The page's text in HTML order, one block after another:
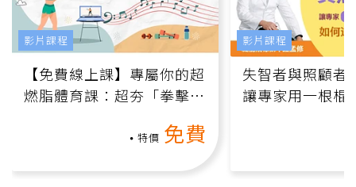
【免費線上課】專屬你的超
燃脂體育課：超夯「拳擊有
特價 免費
影片課程
失智者與照顧者
讓專家用一根棍
影片課程